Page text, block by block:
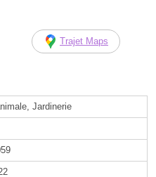
Trajet Maps
Jardinerie